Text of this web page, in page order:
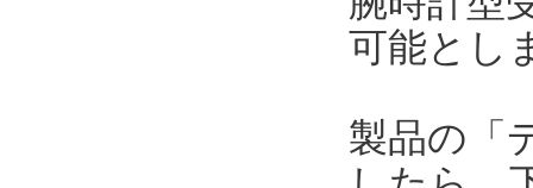
可能とし
製品の「